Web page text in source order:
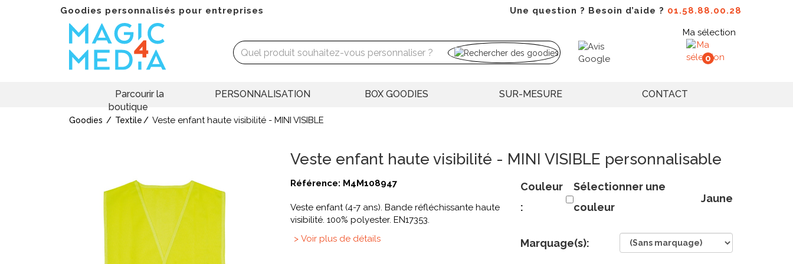
Goodies personnalisés pour entreprises Une question ? Besoin d’aide ? 01.58.88.00.28
Ma sélection
0
Parcourir la
boutique
PERSONNALISATION BOX GOODIES SUR-MESURE CONTACT
Goodies Textile Veste enfant haute visibilité - MINI VISIBLE
Veste enfant haute visibilité - MINI VISIBLE personnalisable
Référence: M4M108947
Veste enfant (4-7 ans). Bande réfléchissante haute
visibilité. 100% polyester. EN17353.
> Voir plus de détails
Couleur
:
Sélectionner une
couleur
Jaune
Marquage(s):